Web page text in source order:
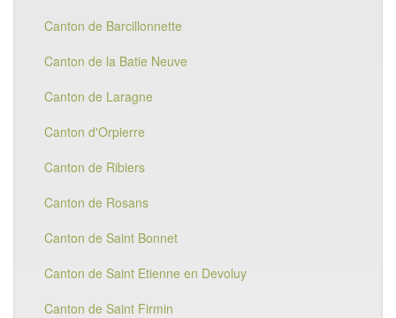
Canton de Barcillonnette
Canton de la Batie Neuve
Canton de Laragne
Canton d'Orpierre
Canton de Ribiers
Canton de Rosans
Canton de Saint Bonnet
Canton de Saint Etienne en Devoluy
Canton de Saint Firmin